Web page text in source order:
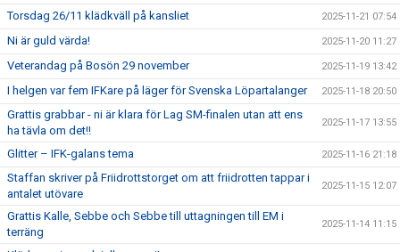
Torsdag 26/11 klädkväll på kansliet 2025-11-21 07:54
Ni är guld värda! 2025-11-20 11:27
Veterandag på Bosön 29 november 2025-11-19 13:42
I helgen var fem IFKare på läger för Svenska Löpartalanger 2025-11-18 20:50
Grattis grabbar - ni är klara för Lag SM-finalen utan att ens
ha tävla om det!!
2025-11-17 13:55
Glitter – IFK-galans tema 2025-11-16 21:18
Staffan skriver på Friidrottstorget om att friidrotten tappar i
antalet utövare
2025-11-15 12:07
Grattis Kalle, Sebbe och Sebbe till uttagningen till EM i
terräng
2025-11-14 11:15